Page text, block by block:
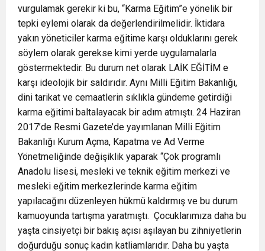
vurgulamak gerekir ki bu, “Karma Eğitim”e yönelik bir
tepki eylemi olarak da değerlendirilmelidir. İktidara
yakın yöneticiler karma eğitime karşı olduklarını gerek
söylem olarak gerekse kimi yerde uygulamalarla
göstermektedir. Bu durum net olarak LAİK EĞİTİM e
karşı ideolojik bir saldırıdır. Aynı Milli Eğitim Bakanlığı,
dini tarikat ve cemaatlerin sıklıkla gündeme getirdiği
karma eğitimi baltalayacak bir adım atmıştı. 24 Haziran
2017’de Resmi Gazete’de yayımlanan Milli Eğitim
Bakanlığı Kurum Açma, Kapatma ve Ad Verme
Yönetmeliğinde değişiklik yaparak “Çok programlı
Anadolu lisesi, mesleki ve teknik eğitim merkezi ve
mesleki eğitim merkezlerinde karma eğitim
yapılacağını düzenleyen hükmü kaldırmış ve bu durum
kamuoyunda tartışma yaratmıştı. Çocuklarımıza daha bu
yaşta cinsiyetçi bir bakış açısı aşılayan bu zihniyetlerin
doğurduğu sonuç kadın katliamlarıdır. Daha bu yaşta